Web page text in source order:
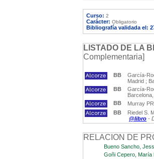
Curso: 2
Carácter: Obligatorio
Bibliografía validada el:
LISTADO DE LA
Complementaria]
BB
García-
Madrid ;
BB
García-
BB
Murray
BB
Riedel S.
@libro -
RELACION DE
Bueno Sancho,
Goñi Cepero, María